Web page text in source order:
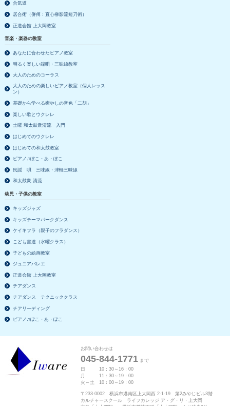
合気道
居合術（併傅：直心柳影流短刀術）
正道会館 上大岡教室
音楽・楽器の教室
あなたに合わせたピアノ教室
明るく楽しい端唄・三味線教室
大人のためのコーラス
大人のための楽しいピアノ教室（個人レッス
ン）
基礎から学べる癒やしの音色「二胡」
楽しい歌とウクレレ
土曜 和太鼓衆清流 入門
はじめてのウクレレ
はじめての和太鼓教室
ピアノ♫ぽこ・あ・ぽこ
民謡 唄 三味線・津軽三味線
和太鼓衆 清流
幼児・子供の教室
キッズジャズ
キッズテーマパークダンス
ケイキフラ（親子のフラダンス）
こども書道（水曜クラス）
子どもの絵画教室
ジュニアバレエ
正道会館 上大岡教室
チアダンス
チアダンス テクニッククラス
チアリーディング
ピアノ♫ぽこ・あ・ぽこ
お問い合わせは
045-844-1771まで
日 10：30～16：00
月 11：30～19：00
火～土 10：00～19：00
〒233-0002 横浜市港南区上大岡西 2-1-19 第2みやじビル3階
カルチャースクール ライフカレッジ ア・グ・リ・上大岡